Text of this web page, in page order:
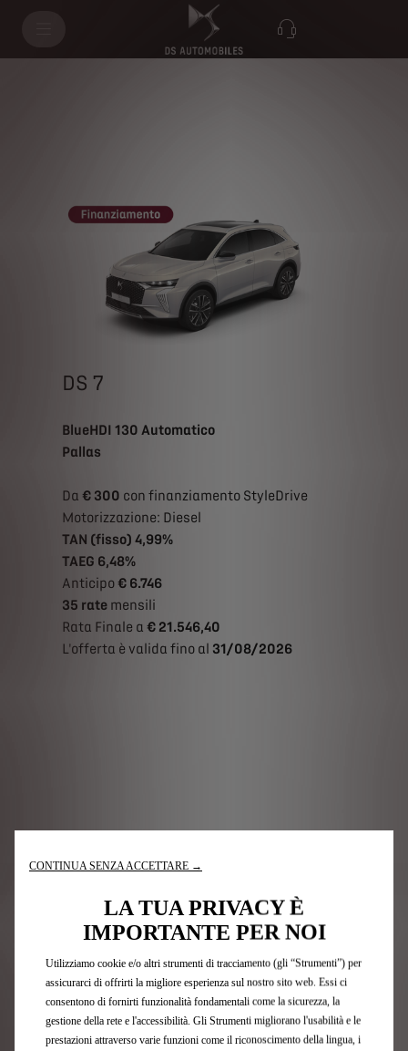
DS 7
DS 7
BlueHDI 130 Automatico
Pallas
Da € 300 con finanziamento StyleDrive
Motorizzazione: Diesel
TAN (fisso) 4,99%
TAEG 6,48%
Anticipo€ 6.746
35 rate mensili
Rata Finale a € 21.546,40
L'offerta è valida fino al 31/08/2026
Nota legale e consumi
Modelli DS
CONTINUA SENZA ACCETTARE →
LA TUA PRIVACY È
IMPORTANTE PER NOI
Utilizziamo cookie e/o altri strumenti di tracciamento (gli “Strumenti”) per
assicurarci di offrirti la migliore esperienza sul nostro sito web. Essi ci
consentono di fornirti funzionalità fondamentali come la sicurezza, la
gestione della rete e l'accessibilità. Gli Strumenti migliorano l'usabilità e le
prestazioni attraverso varie funzioni come il riconoscimento della lingua, i